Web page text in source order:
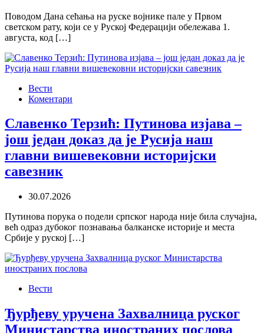
Поводом Дана сећања на руске војнике пале у Првом
светском рату, који се у Руској Федерацији обележава 1.
августа, код […]
Вести
Коментари
Славенко Терзић: Путинова изјава –
још један доказ да је Русија наш
главни вишевековни историјски
савезник
30.07.2026
Путинова порука о подели српског народа није била случајна,
већ одраз дубоког познавања балканске историје и места
Србије у руској […]
Вести
Ђурђеву уручена Захвалница руског
Министарства иностраних послова